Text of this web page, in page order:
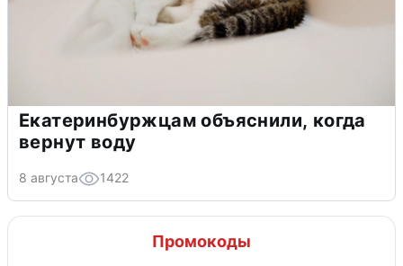
Екатеринбуржцам объяснили, когда
вернут воду
8 августа 1422
Промокоды